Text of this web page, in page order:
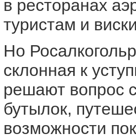
в ресторанах
туристам и
Но
склонная к
решают вопрос
бутылок,
возможности